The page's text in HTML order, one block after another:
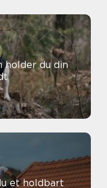
holder du din
et holdbart